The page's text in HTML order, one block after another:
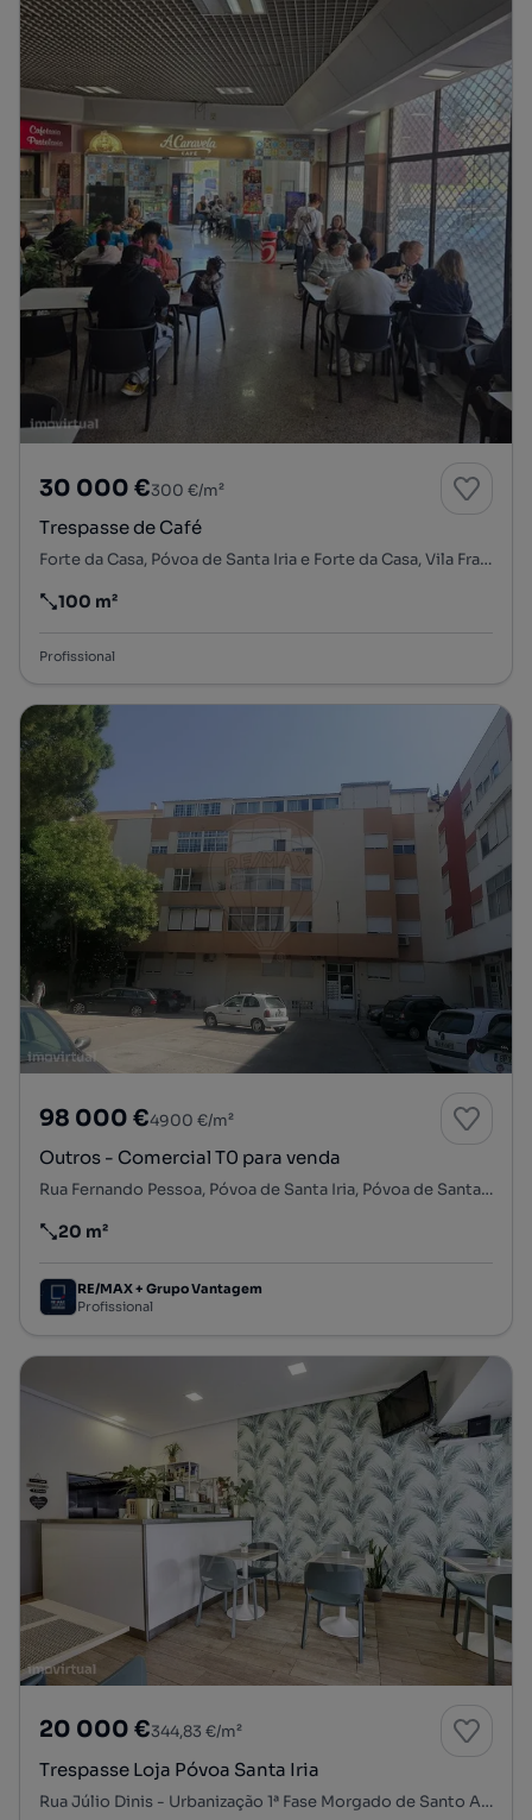
30 000 €300 €/m²
Trespasse de Café
Forte da Casa, Póvoa de Santa Iria e Forte da Casa, Vila Franca de Xira, Lisboa
Preço por metro quadrado
100 m²
Profissional
98 000 €4900 €/m²
Outros - Comercial T0 para venda
Rua Fernando Pessoa, Póvoa de Santa Iria, Póvoa de Santa Iria e Forte da Casa, Vila Franca de Xira, Lisboa
Preço por metro quadrado
20 m²
RE/MAX + Grupo Vantagem
Profissional
20 000 €344,83 €/m²
Trespasse Loja Póvoa Santa Iria
Rua Júlio Dinis - Urbanização 1ª Fase Morgado de Santo António, Póvoa de Santa Iria, Póvoa de Santa Iria e Forte da Casa, Vila Franca de Xira, Lisboa